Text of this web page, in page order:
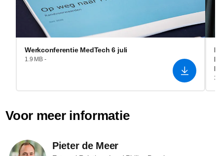
Werkconferentie MedTech 6 juli
1.9 MB -
Voor meer informatie
Pieter de Meer